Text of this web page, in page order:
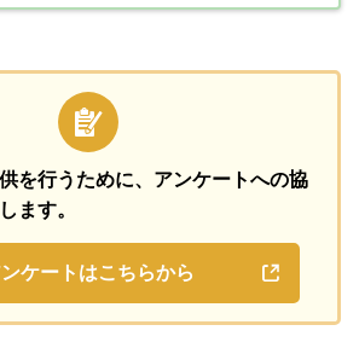
を行うために、 アンケートへの協
ます。
ケートはこちらから